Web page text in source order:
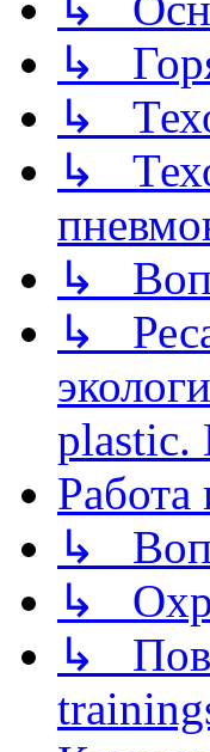
↳
↳
↳
↳
↳
plastic.
↳
↳
↳